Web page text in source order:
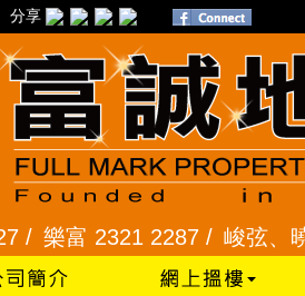
分享
樂富 2321 2287 /峻弦、曉暉